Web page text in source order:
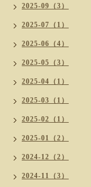
2025-09（3）
2025-07（1）
2025-06（4）
2025-05（3）
2025-04（1）
2025-03（1）
2025-02（1）
2025-01（2）
2024-12（2）
2024-11（3）